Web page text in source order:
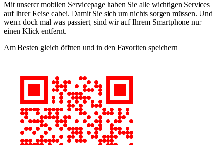
Mit unserer mobilen Servicepage haben Sie alle wichtigen Services
auf Ihrer Reise dabei. Damit Sie sich um nichts sorgen müssen. Und
wenn doch mal was passiert, sind wir auf Ihrem Smartphone nur
einen Klick entfernt.
Am Besten gleich öffnen und in den Favoriten speichern